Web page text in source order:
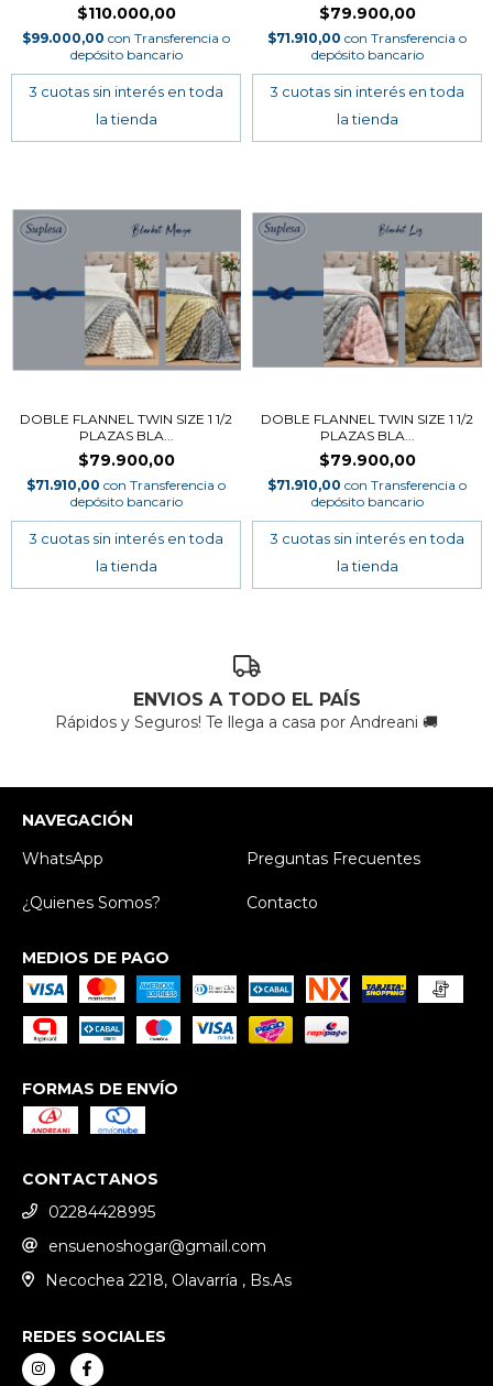
$110.000,00
$99.000,00 con Transferencia o
depósito bancario
$79.900,00
$71.910,00 con Transferencia o
depósito bancario
DOBLE FLANNEL TWIN SIZE 1 1/2
PLAZAS BLA...
$79.900,00
$71.910,00 con Transferencia o
depósito bancario
DOBLE FLANNEL TWIN SIZE 1 1/2
PLAZAS BLA...
$79.900,00
$71.910,00 con Transferencia o
depósito bancario
ENVIOS A TODO EL PAÍS
Rápidos y Seguros! Te llega a casa por Andreani 🚚
NAVEGACIÓN
WhatsApp
Preguntas Frecuentes
¿Quienes Somos? Contacto
MEDIOS DE PAGO
FORMAS DE ENVÍO
CONTACTANOS
02284428995
ensuenoshogar@gmail.com
Necochea 2218, Olavarría , Bs.As
REDES SOCIALES